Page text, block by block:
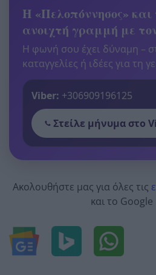
Η «Πελοπόννησος» και
ανοιχτή γραμμή με
Η φωνή σου έχει δύναμη –
καταγγελίες ή ιδέες για τη
Viber: +306909196125
Στείλε μήνυμα στο
Ακολουθήστε μας για όλες τις
και το